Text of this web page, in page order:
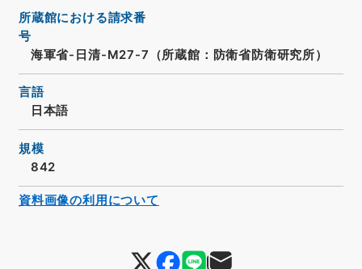
所蔵館における請求番
号
海軍省-日清-M27-7（所蔵館：防衛省防衛研究所）
言語
日本語
規模
842
資料画像の利用について